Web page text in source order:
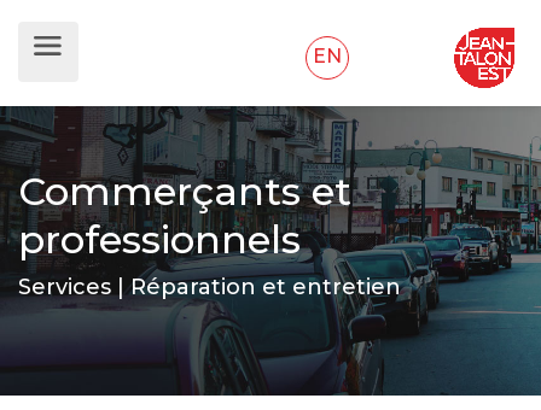
EN
Commerçants et
professionnels
Services | Réparation et entretien